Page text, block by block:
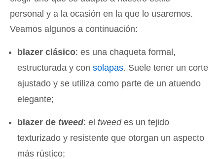
personal y a la ocasión en la que lo usaremos.
Veamos algunos a continuación:
blazer clásico: es una chaqueta formal,
estructurada y consolapas. Suele tener un corte
ajustado y se utiliza como parte de un atuendo
elegante;
blazer de tweed: eltweedes un tejido
texturizado y resistente que otorgan un aspecto
más rústico;